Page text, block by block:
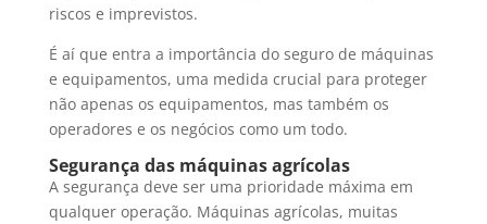
riscos e imprevistos.
É aí que entra a importância do seguro de máquinas
e equipamentos, uma medida crucial para proteger
não apenas os equipamentos, mas também os
operadores e os negócios como um todo.
Segurança das máquinas agrícolas
A segurança deve ser uma prioridade máxima em
qualquer operação. Máquinas agrícolas, muitas